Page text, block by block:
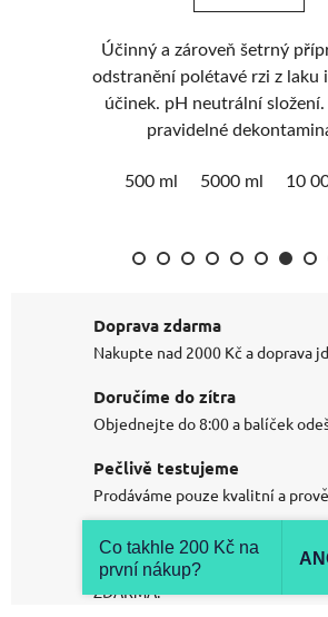
Účinný a zároveň šetrný
odstranění polétavé rzi z laku
účinek. pH neutrální složení.
pravidelné
500 ml 5000 ml 10
Doprava zdarma
Nakupte nad 2000 Kč a doprava
Doručíme do zítra
Objednejte do 8:00 a balíček
Pečlivě testujeme
Prodáváme pouze kvalitní a
Vždy poradíme
Jsme profíci v oboru už přes 15
ZDARMA.
Co takhle 200 Kč na
první nákup?